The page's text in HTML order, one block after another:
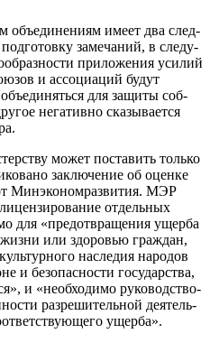
объ­еди­не­ни­ям име­ет два след­
заме­ча­ний, в сле­ду­
при­ло­же­ния уси­лий
и ассо­ци­а­ций будут
для защи­ты соб­
нега­тив­но ска­зы­ва­ет­ся
может поста­вить толь­ко
заклю­че­ние об оцен­ке
Минэко­но­мраз­ви­тия. МЭР
отдель­ных
для «предот­вра­ще­ния ущер­ба
или здо­ро­вью граж­дан,
насле­дия наро­дов
и без­опас­но­сти госу­дар­ства,
и «необ­хо­ди­мо руко­вод­ство­
раз­ре­ши­тель­ной дея­тель­
ущерба».